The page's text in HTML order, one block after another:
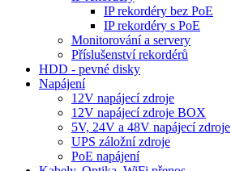
IP rekordéry bez PoE
IP rekordéry s PoE
Monitorování a servery
Příslušenství rekordérů
HDD - pevné disky
Napájení
12V napájecí zdroje
12V napájecí zdroje BOX
5V, 24V a 48V napájecí zdroje
UPS záložní zdroje
PoE napájení